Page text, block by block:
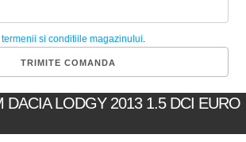
termenii si conditiile magazinului.
DACIA LODGY 2013 1.5 DCI EURO